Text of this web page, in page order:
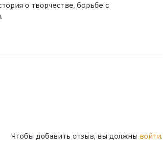
о творчестве, борьбе с
Чтобы добавить отзыв, вы должны войти.